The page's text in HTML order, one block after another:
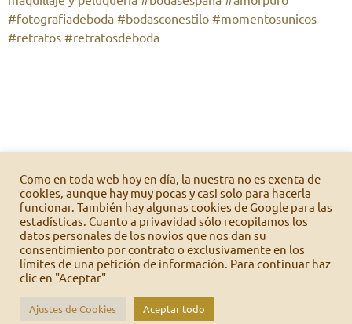
Inicio Foto Vídeo Bodas
Nosotros
Política de privacidad
Como en toda web hoy en día, la nuestra no es exenta de
cookies, aunque hay muy pocas y casi solo para hacerla
funcionar. También hay algunas cookies de Google para las
estadísticas. Cuanto a privavidad sólo recopilamos los
datos personales de los novios que nos dan su
consentimiento por contrato o exclusivamente en los
límites de una petición de información. Para continuar haz
clic en "Aceptar"
Ajustes de Cookies Aceptar todo